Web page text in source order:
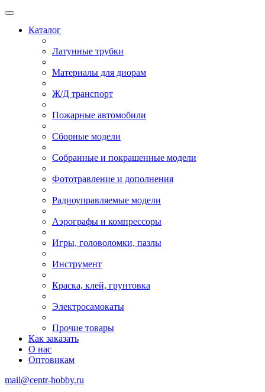
Каталог
Латунные трубки
Материалы для диорам
Ж/Д транспорт
Пожарные автомобили
Сборные модели
Собранные и покрашенные модели
Фототравление и дополнения
Радиоуправляемые модели
Аэрографы и компрессоры
Игры, головоломки, пазлы
Инструмент
Краска, клей, грунтовка
Электросамокаты
Прочие товары
Как заказать
О нас
Оптовикам
mail@centr-hobby.ru